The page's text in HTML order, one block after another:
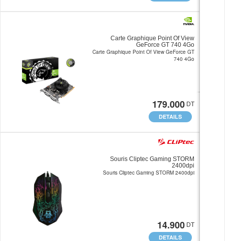
Carte Graphique Point Of View
GeForce GT 740 4Go
Carte Graphique Point Of View GeForce GT
740 4Go
179.000 DT
DETAILS
Souris Cliptec Gaming STORM
2400dpi
Souris Cliptec Gaming STORM 2400dpi
14.900 DT
DETAILS